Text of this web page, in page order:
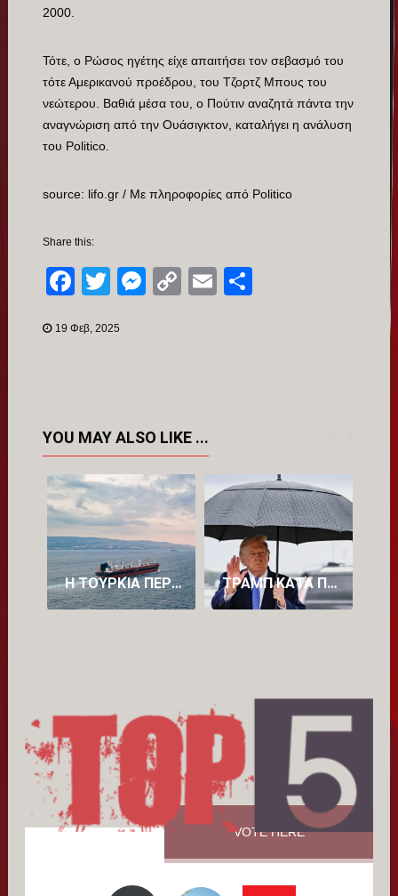
2000.
Τότε, ο Ρώσος ηγέτης είχε απαιτήσει τον σεβασμό του
τότε Αμερικανού προέδρου, του Τζορτζ Μπους του
νεώτερου. Βαθιά μέσα του, ο Πούτιν αναζητά πάντα την
αναγνώριση από την Ουάσιγκτον, καταλήγει η ανάλυση
του Politico.
source: lifo.gr / Με πληροφορίες από Politico
Share this:
Facebook
Twitter
Messenger
CopyEmail
19 Φεβ, 2025
YOU MAY ALSO LIKE ...
Η ΤΟΥΡΚΊΑ ΠΕΡΙΟΡΊΖΕΙ ΤΗ ΔΙΈΛΕΥΣΗ ΠΛΟΊΩΝ ΠΡΟΣ ΤΗ ΜΑΎΡΗ ΘΆΛΑΣΣΑ ΤΡΑΜΠ ΚΑΤΆ ΠΕΤΡΕΛΑΪΚΏΝ: «ΒΓΆΖΟΥΝ ΥΠΕΡΒΟΛΙΚΆ ΠΟΛΛΆ ΧΡΉΜΑΤΑ»
VOTE HERE